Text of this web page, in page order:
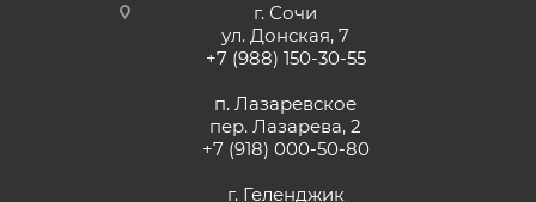
г. Сочи
ул. Донская, 7
+7 (988) 150-30-55
п. Лазаревское
пер. Лазарева, 2
+7 (918) 000-50-80
г. Геленджик